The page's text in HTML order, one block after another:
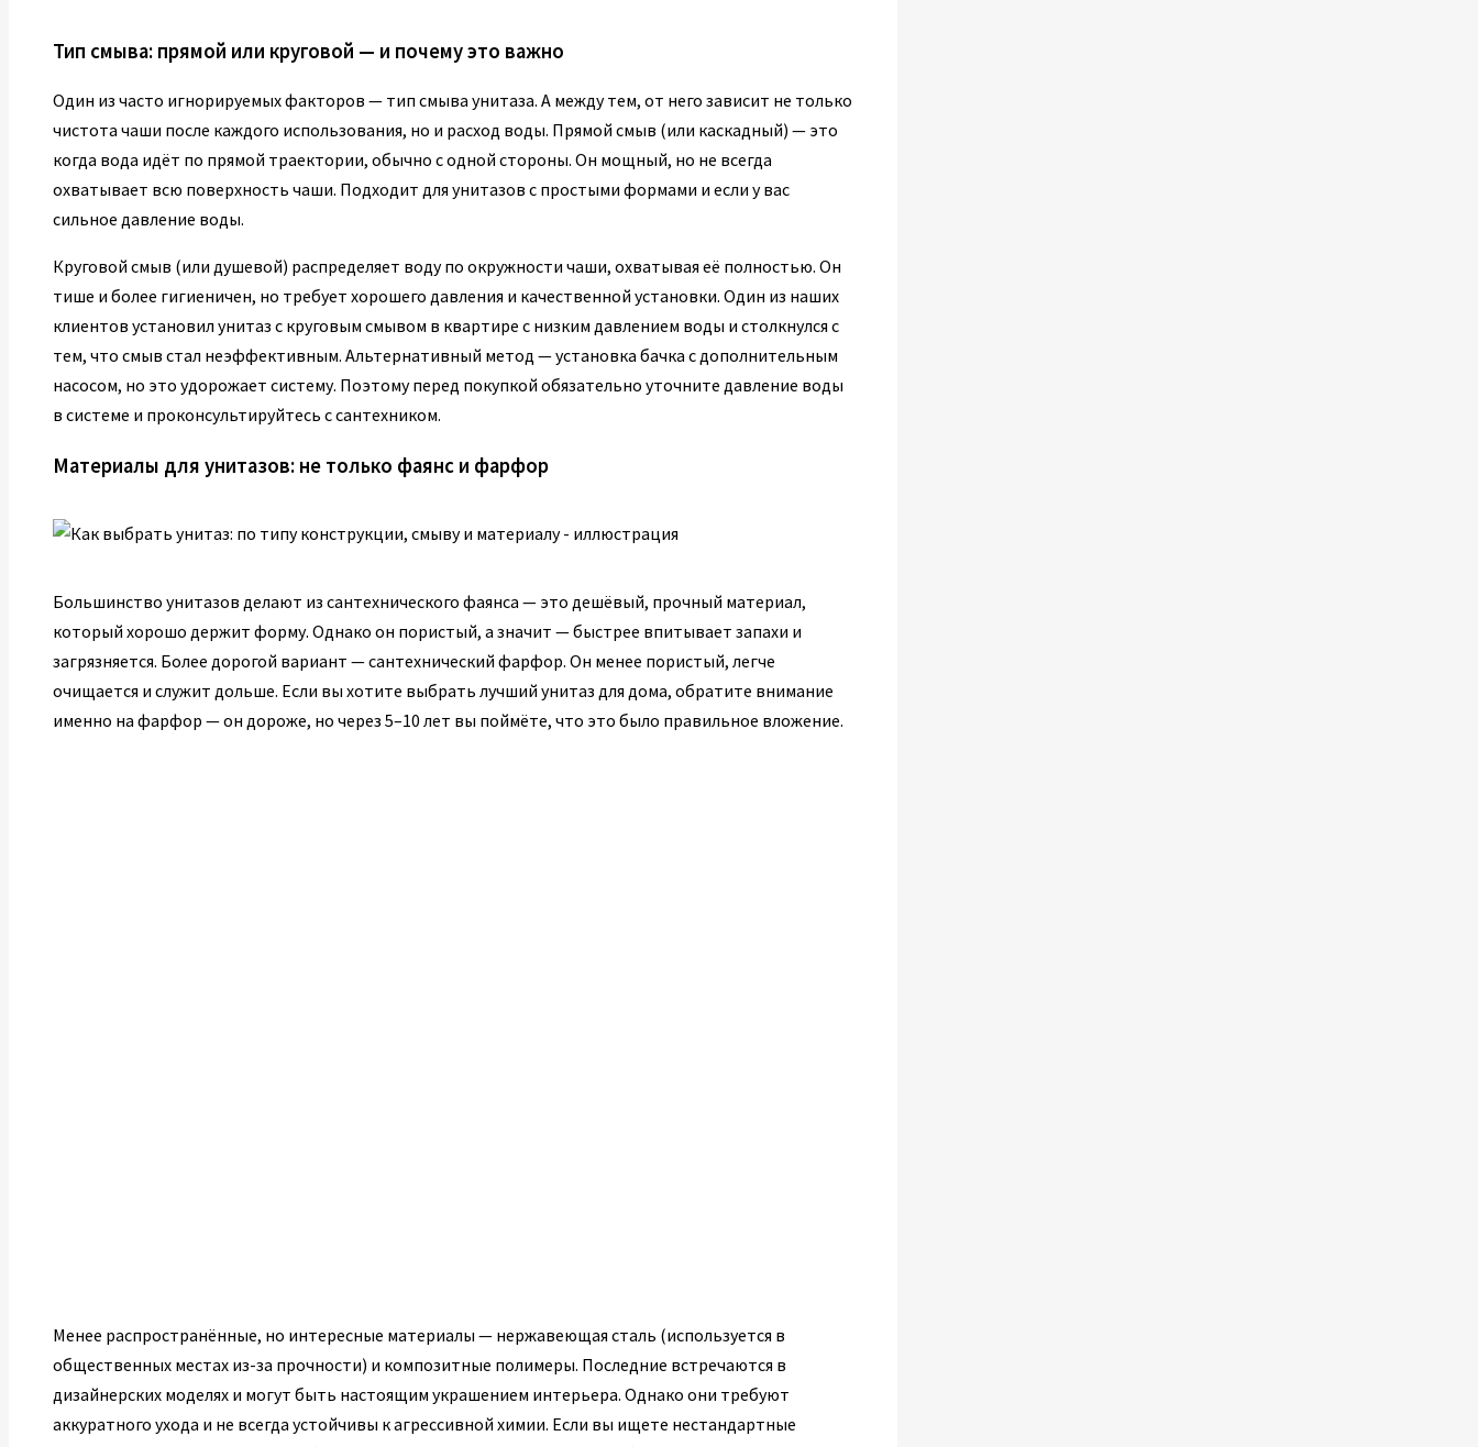
Тип смыва: прямой или круговой — и почему это важно
Один из часто игнорируемых факторов — тип смыва унитаза. А между тем, от него зависит не только
чистота чаши после каждого использования, но и расход воды. Прямой смыв (или каскадный) — это
когда вода идёт по прямой траектории, обычно с одной стороны. Он мощный, но не всегда
охватывает всю поверхность чаши. Подходит для унитазов с простыми формами и если у вас
сильное давление воды.
Круговой смыв (или душевой) распределяет воду по окружности чаши, охватывая её полностью. Он
тише и более гигиеничен, но требует хорошего давления и качественной установки. Один из наших
клиентов установил унитаз с круговым смывом в квартире с низким давлением воды и столкнулся с
тем, что смыв стал неэффективным. Альтернативный метод — установка бачка с дополнительным
насосом, но это удорожает систему. Поэтому перед покупкой обязательно уточните давление воды
в системе и проконсультируйтесь с сантехником.
Материалы для унитазов: не только фаянс и фарфор
Большинство унитазов делают из сантехнического фаянса — это дешёвый, прочный материал,
который хорошо держит форму. Однако он пористый, а значит — быстрее впитывает запахи и
загрязняется. Более дорогой вариант — сантехнический фарфор. Он менее пористый, легче
очищается и служит дольше. Если вы хотите выбрать лучший унитаз для дома, обратите внимание
именно на фарфор — он дороже, но через 5–10 лет вы поймёте, что это было правильное вложение.
Менее распространённые, но интересные материалы — нержавеющая сталь (используется в
общественных местах из-за прочности) и композитные полимеры. Последние встречаются в
дизайнерских моделях и могут быть настоящим украшением интерьера. Однако они требуют
аккуратного ухода и не всегда устойчивы к агрессивной химии. Если вы ищете нестандартные